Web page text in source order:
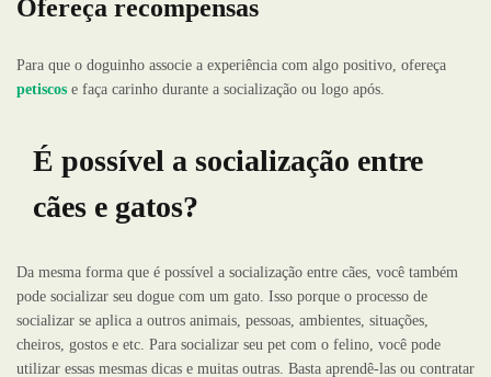
Ofereça recompensas
Para que o doguinho associe a experiência com algo positivo, ofereça
petiscos e faça carinho durante a socialização ou logo após.
É possível a socialização entre
cães e gatos?
Da mesma forma que é possível a socialização entre cães, você também
pode socializar seu dogue com um gato. Isso porque o processo de
socializar se aplica a outros animais, pessoas, ambientes, situações,
cheiros, gostos e etc. Para socializar seu pet com o felino, você pode
utilizar essas mesmas dicas e muitas outras. Basta aprendê-las ou contratar